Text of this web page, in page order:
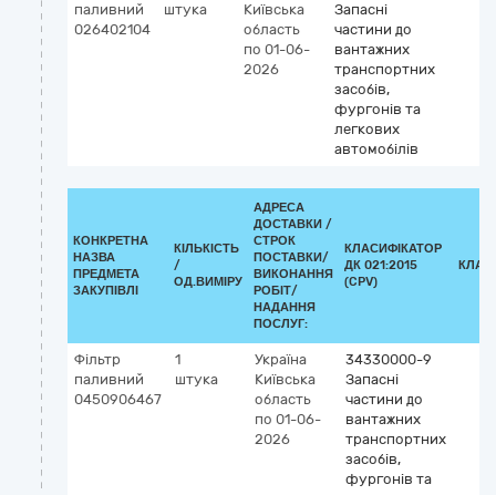
паливний
026402104
штука
Київська
область
по 01-06-
2026
Запасні
частини до
вантажних
транспортних
засобів,
фургонів та
легкових
автомобілів
КОНКРЕТНА
НАЗВА
ПРЕДМЕТА
ЗАКУПІВЛІ
КІЛЬКІСТЬ
/
ОД.ВИМІРУ
АДРЕСА
ДОСТАВКИ /
СТРОК
ПОСТАВКИ/
ВИКОНАННЯ
РОБІТ/
НАДАННЯ
ПОСЛУГ:
КЛАСИФІКАТОР
ДК 021:2015
(CPV)
Фільтр
паливний
0450906467
1
штука
Україна
Київська
область
по 01-06-
2026
34330000-9
Запасні
частини до
вантажних
транспортних
засобів,
фургонів та